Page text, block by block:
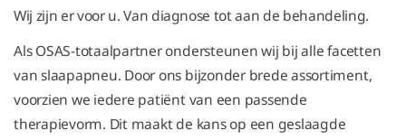
Wij zijn er voor u. Van diagnose tot aan de behandeling.
Als OSAS-totaalpartner ondersteunen wij bij alle facetten
van slaapapneu. Door ons bijzonder brede assortiment,
voorzien we iedere patiënt van een passende
therapievorm. Dit maakt de kans op een geslaagde